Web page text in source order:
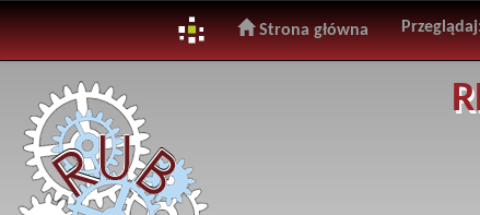
navigation
Strona główna